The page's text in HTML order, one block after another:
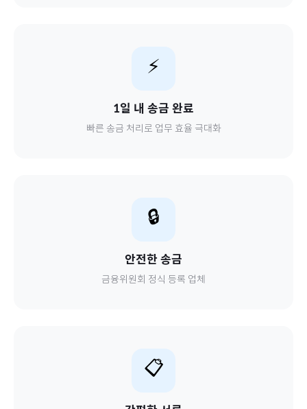
⚡
1일 내 송금 완료
빠른 송금 처리로 업무 효율 극대화
🔒
안전한 송금
금융위원회 정식 등록 업체
📋